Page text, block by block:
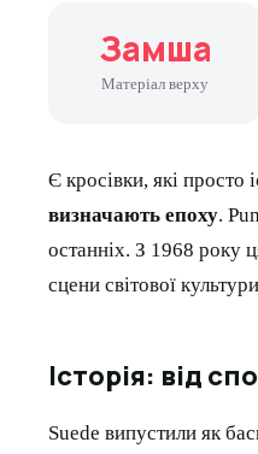
Замша
Матеріал верху
Є кросівки, які просто
визначають епоху.
останніх. З 1968 року
сцени світової
Історія: від
Suede випустили як